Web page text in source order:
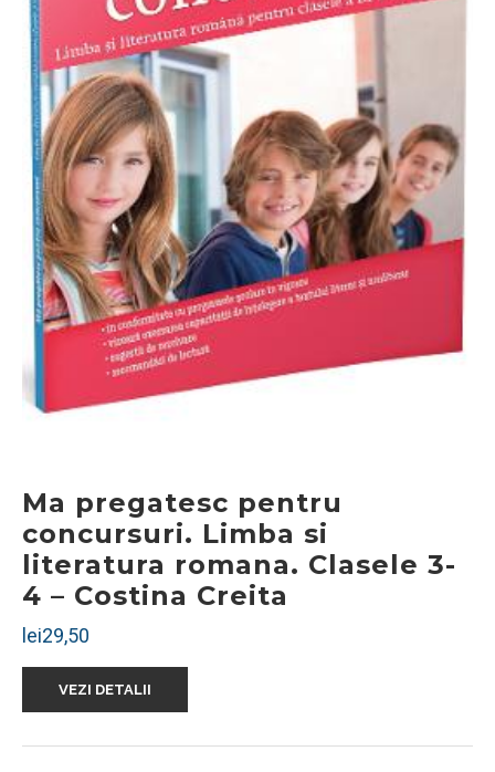
Ma pregatesc pentru
concursuri. Limba si
literatura romana. Clasele 3-
4 – Costina Creita
lei29,50
VEZI DETALII